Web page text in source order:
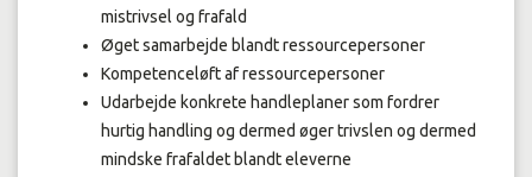
mistrivsel og frafald
Øget samarbejde blandt ressourcepersoner
Kompetenceløft af ressourcepersoner
Udarbejde konkrete handleplaner som fordrer
hurtig handling og dermed øger trivslen og dermed
mindske frafaldet blandt eleverne